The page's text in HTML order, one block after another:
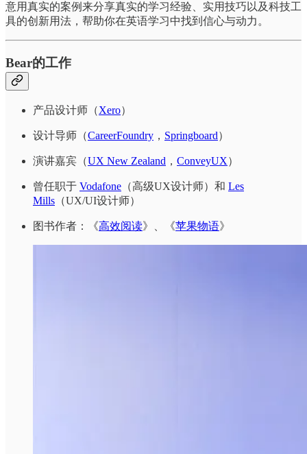
意用真实的案例来分享真实的学习经验、实用技巧以及科技工
具的创新用法，帮助你在英语学习中找到信心与动力。
Bear的工作
产品设计师（Xero）
设计导师（CareerFoundry ， Springboard）
演讲嘉宾（UX New Zealand ， ConveyUX）
曾任职于 Vodafone （高级UX设计师）和 Les
Mills （UX/UI设计师）
图书作者：《高效阅读》、《苹果物语》